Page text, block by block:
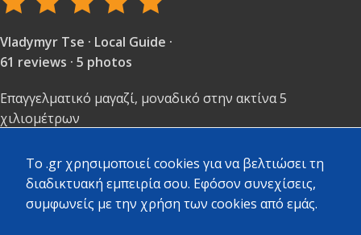
Vladymyr Tse · Local Guide ·
61 reviews · 5 photos
Επαγγελματικό μαγαζί, μοναδικό στην ακτίνα 5
χιλιομέτρων
Stelina Portesi · Local Guide ·
To .gr χρησιμοποιεί cookies για να βελτιώσει τη
διαδικτυακή εμπειρία σου. Εφόσον συνεχίσεις,
συμφωνείς με την χρήση των cookies από εμάς.